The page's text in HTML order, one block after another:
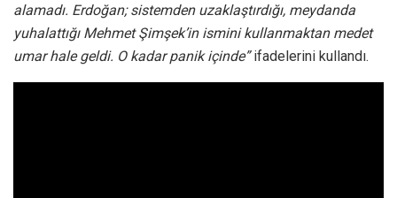
alamadı. Erdoğan; sistemden uzaklaştırdığı, meydanda
yuhalattığı Mehmet Şimşek’in ismini kullanmaktan medet
umar hale geldi. O kadar panik içinde”ifadelerini kullandı.